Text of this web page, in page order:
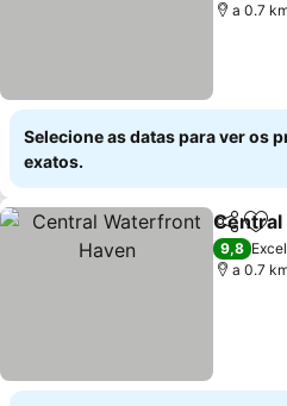
a 0.7
Selecione as datas para ver os
exatos.
Partilhar
Central
9,8
a 0.7